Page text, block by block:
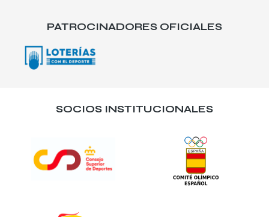
PATROCINADORES OFICIALES
SOCIOS INSTITUCIONALES